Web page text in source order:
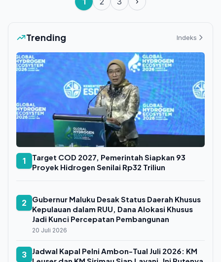
Trending Indeks
1
Target COD 2027, Pemerintah Siapkan 93
Proyek Hidrogen Senilai Rp32 Triliun
2
Gubernur Maluku Desak Status Daerah Khusus
Kepulauan dalam RUU, Dana Alokasi Khusus
Jadi Kunci Percepatan Pembangunan
20 Juli 2026
3
Jadwal Kapal Pelni Ambon-Tual Juli 2026: KM